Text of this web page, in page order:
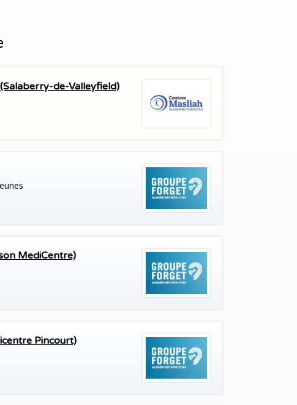
de-Valleyfield)
MediCentre)
Pincourt)